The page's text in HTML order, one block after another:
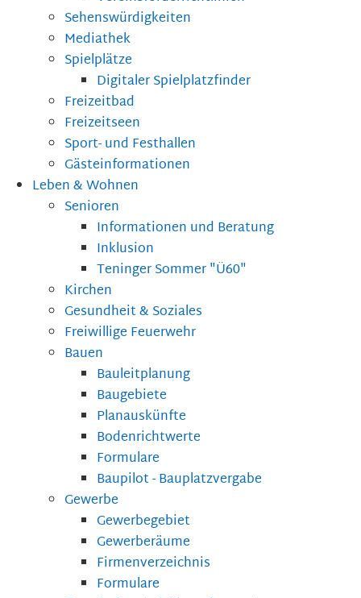
Sehenswürdigkeiten
Mediathek
Spielplätze
Digitaler Spielplatzfinder
Freizeitbad
Freizeitseen
Sport- und Festhallen
Gästeinformationen
Leben & Wohnen
Senioren
Informationen und Beratung
Inklusion
Teninger Sommer "Ü60"
Kirchen
Gesundheit & Soziales
Freiwillige Feuerwehr
Bauen
Bauleitplanung
Baugebiete
Planauskünfte
Bodenrichtwerte
Formulare
Baupilot - Bauplatzvergabe
Gewerbe
Gewerbegebiet
Gewerberäume
Firmenverzeichnis
Formulare